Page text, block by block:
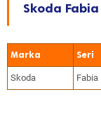
Skoda Fabia
Marka Seri
Skoda Fabia